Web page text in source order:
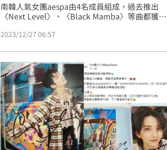
南韓人氣女團aespa由4名成員組成，過去推出
〈Next Level〉、〈Black Mamba〉等曲都獲得
台參加尾牙，今（27）日主辦單位希林國際再拋
台北舉辦簽售會，甚至有機會近距離接觸，讓不
少粉絲嗨翻。
2023/12/27 06:57